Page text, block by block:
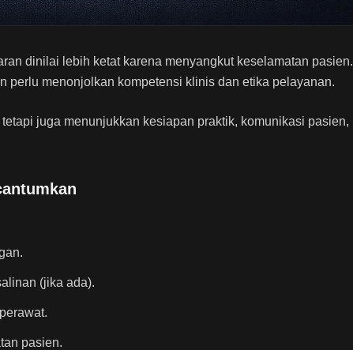
dinilai lebih ketat karena menyangkut keselamatan pasien.
perlu menonjolkan kompetensi klinis dan etika pelayanan.
juga menunjukkan kesiapan praktik, komunikasi pasien,
(jika ada).
pasien.